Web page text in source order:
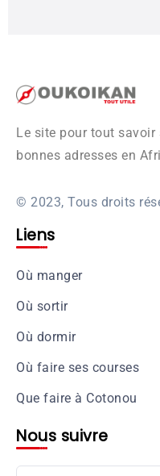
Le site pour tout
bonnes adresses en
© 2023, Tous droits
Liens
Où manger
Où sortir
Où dormir
Où faire ses courses
Que faire à Cotonou
Nous suivre